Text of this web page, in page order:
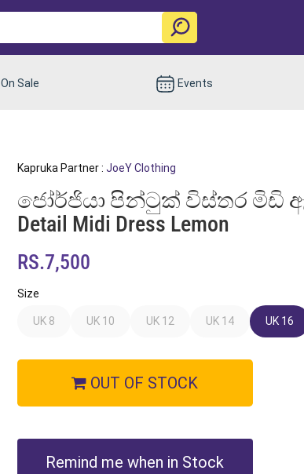
On Sale Events
Kapruka Partner : JoeY Clothing
ජෝර්ජියා පින්ටුක් විස්තර මිඩි
Detail Midi Dress Lemon
RS.7,500
Size
UK 8 UK 10 UK 12 UK 14 UK 16
OUT OF STOCK
Remind me when in Stock